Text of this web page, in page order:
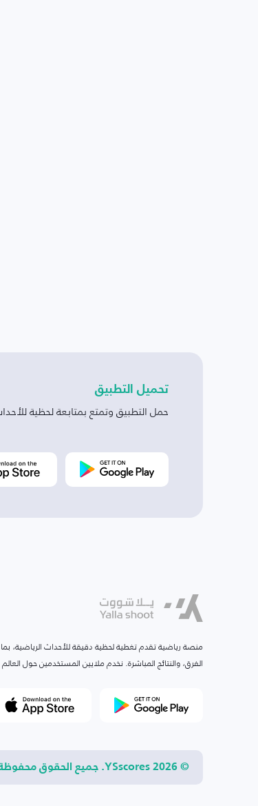
تحميل التطبيق
حمل التطبيق وتمتع بمتابعة لحظية
منصة رياضية تقدم تغطية لحظية دقيقة للأحداث الرياضية،
الفرق، والنتائج المباشرة. نخدم ملايين المستخدمين حول
© 2026 YSscores. جميع الحقوق محفوظة.